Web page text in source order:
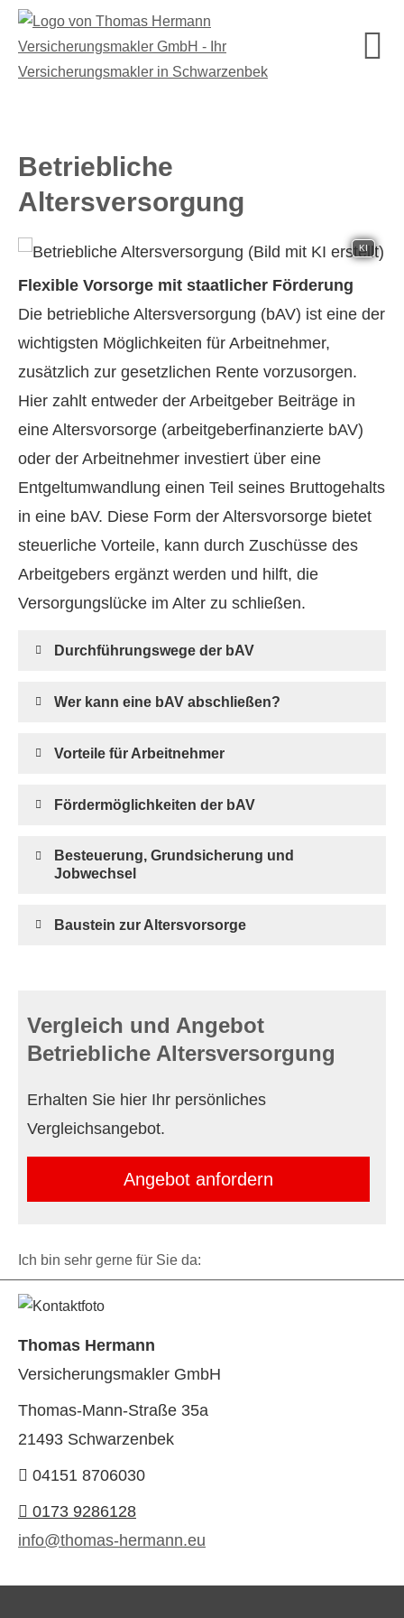
Betriebliche
Altersversorgung
KI
Flexible Vorsorge mit staatlicher Förderung
Die betriebliche Altersversorgung (bAV) ist eine der
wichtigsten Möglichkeiten für Arbeitnehmer,
zusätzlich zur gesetzlichen Rente vorzusorgen.
Hier zahlt entweder der Arbeitgeber Beiträge in
eine Alters­vorsorge (arbeitgeberfinanzierte bAV)
oder der Arbeitnehmer investiert über eine
Entgeltumwandlung einen Teil seines Bruttogehalts
in eine bAV. Diese Form der Alters­vorsorge bietet
steuerliche Vorteile, kann durch Zuschüsse des
Arbeitgebers ergänzt werden und hilft, die
Versorgungslücke im Alter zu schließen.
Durchführungswege der bAV
Wer kann eine bAV abschließen?
Vorteile für Arbeitnehmer
Fördermöglichkeiten der bAV
Besteuerung, Grundsicherung und
Jobwechsel
Baustein zur Alters­vorsorge
Vergleich und Angebot
Betriebliche Altersversorgung
Erhalten Sie hier Ihr persönliches
Vergleichsangebot.
An­ge­bot an­for­dern
Ich bin sehr gerne für Sie da:
Thomas Hermann
Ver­sicherungs­makler GmbH
Thomas-Mann-Straße 35a
21493 Schwarzenbek
04151 8706030
0173 9286128
info@thomas-hermann.eu